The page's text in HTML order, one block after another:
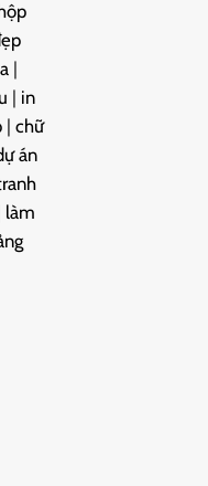
|
| in
| chữ
án
làm